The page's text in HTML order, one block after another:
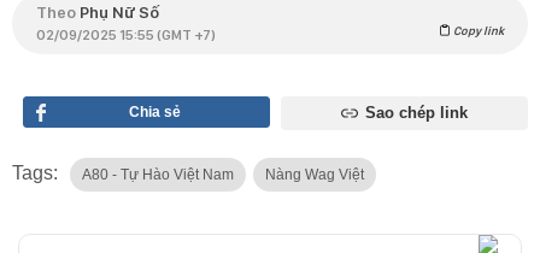
Theo Phụ Nữ Số
02/09/2025 15:55 (GMT +7) Copy link
Chia sẻ Sao chép link
Tags: A80 - Tự Hào Việt Nam Nàng Wag Việt